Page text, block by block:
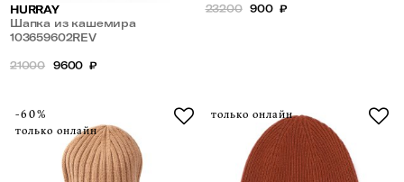
HURRAY
Шапка из кашемира
103659602REV
21000 9600 ₽
23200 900 ₽
-60%
только онлайн
только онлайн